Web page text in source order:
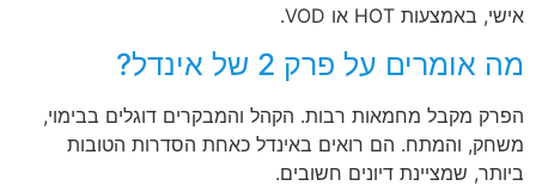
אישי, באמצעות HOT או VOD.
מה אומרים על פרק 2 של אינדל?
הפרק מקבל מחמאות רבות. הקהל והמבקרים דוגלים בבימוי,
משחק, והמתח. הם רואים באינדל כאחת הסדרות הטובות
ביותר, שמציינת דיונים חשובים.